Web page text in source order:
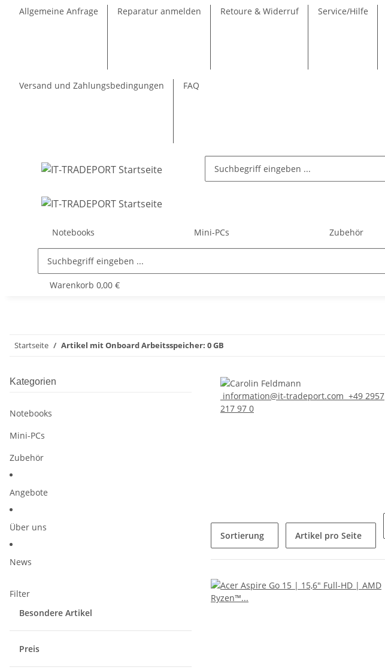
Allgemeine Anfrage Reparatur anmelden Retoure & Widerruf Service/Hilfe
Versand und Zahlungsbedingungen FAQ
Notebooks Mini-PCs Zubehör
Warenkorb 0,00 €
Startseite Artikel mit Onboard Arbeitsspeicher: 0 GB
information@it-tradeport.com +49 2957
217 97 0
Sortierung Artikel pro Seite
Kategorien
Notebooks
Mini-PCs
Zubehör
Angebote
Über uns
News
Filter
Besondere Artikel
Preis